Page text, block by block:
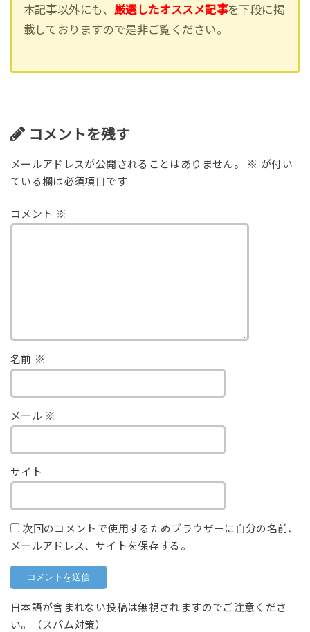
本記事以外にも、 厳選したオススメ記事を下段に掲
載しておりますので是非ご覧ください。
コメントを残す
メールアドレスが公開されることはありません。 ※ が付い
ている欄は必須項目です
コメント ※
名前 ※
メール ※
サイト
次回のコメントで使用するためブラウザーに自分の名前、
メールアドレス、サイトを保存する。
日本語が含まれない投稿は無視されますのでご注意くださ
い。（スパム対策）